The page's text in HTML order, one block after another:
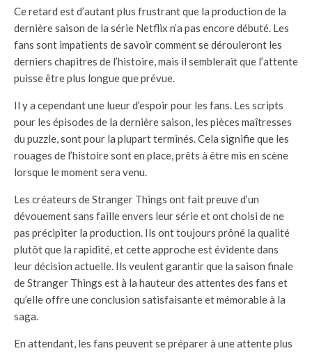
Ce retard est d’autant plus frustrant que la production de la
dernière saison de la série Netflix n’a pas encore débuté. Les
fans sont impatients de savoir comment se dérouleront les
derniers chapitres de l’histoire, mais il semblerait que l’attente
puisse être plus longue que prévue.
Il y a cependant une lueur d’espoir pour les fans. Les scripts
pour les épisodes de la dernière saison, les pièces maîtresses
du puzzle, sont pour la plupart terminés. Cela signifie que les
rouages de l’histoire sont en place, prêts à être mis en scène
lorsque le moment sera venu.
Les créateurs de Stranger Things ont fait preuve d’un
dévouement sans faille envers leur série et ont choisi de ne
pas précipiter la production. Ils ont toujours prôné la qualité
plutôt que la rapidité, et cette approche est évidente dans
leur décision actuelle. Ils veulent garantir que la saison finale
de Stranger Things est à la hauteur des attentes des fans et
qu’elle offre une conclusion satisfaisante et mémorable à la
saga.
En attendant, les fans peuvent se préparer à une attente plus